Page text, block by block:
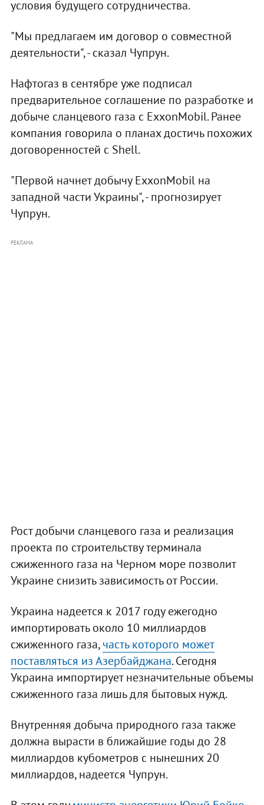
условия будущего сотрудничества.
"Мы предлагаем им договор о совместной
деятельности", - сказал Чупрун.
Нафтогаз в сентябре уже подписал
предварительное соглашение по разработке и
добыче сланцевого газа с ExxonMobil. Ранее
компания говорила о планах достичь похожих
договоренностей с Shell.
"Первой начнет добычу ExxonMobil на
западной части Украины", - прогнозирует
Чупрун.
РЕКЛАМА
Рост добычи сланцевого газа и реализация
проекта по строительству терминала
сжиженного газа на Черном море позволит
Украине снизить зависимость от России.
Украина надеется к 2017 году ежегодно
импортировать около 10 миллиардов
сжиженного газа,часть которого может
поставляться из Азербайджана. Сегодня
Украина импортирует незначительные объемы
сжиженного газа лишь для бытовых нужд.
Внутренняя добыча природного газа также
должна вырасти в ближайшие годы до 28
миллиардов кубометров с нынешних 20
миллиардов, надеется Чупрун.